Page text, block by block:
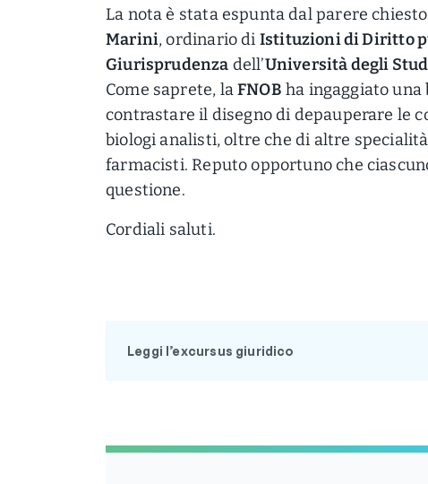
La nota è stata espunta dal parere
Marini, ordinario di Istituzioni di Diritto
Giurisprudenza dell’Università degli
Come saprete, laFNOB ha ingaggiato
contrastare il disegno di depauperare le
biologi analisti, oltre che di altre
farmacisti. Reputo opportuno che
questione.
Cordiali saluti.
Leggi l’excursus giuridico